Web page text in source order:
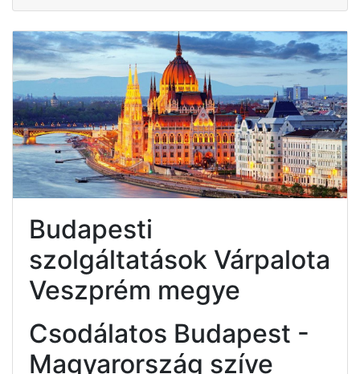
Budapesti
szolgáltatások Várpalota
Veszprém megye
Csodálatos Budapest -
Magyarország szíve